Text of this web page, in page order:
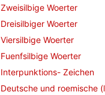
Zweisilbige Woerter
Dreisilbiger Woerter
Viersilbige Woerter
Fuenfsilbige Woerter
Interpunktions- Zeichen
Deutsche und roemische